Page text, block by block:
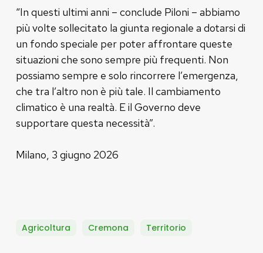
“In questi ultimi anni – conclude Piloni – abbiamo
più volte sollecitato la giunta regionale a dotarsi di
un fondo speciale per poter affrontare queste
situazioni che sono sempre più frequenti. Non
possiamo sempre e solo rincorrere l’emergenza,
che tra l’altro non è più tale. Il cambiamento
climatico è una realtà. E il Governo deve
supportare questa necessità”.
Milano, 3 giugno 2026
Agricoltura Cremona Territorio